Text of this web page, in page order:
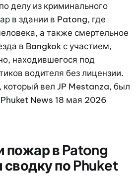
делу из криминального
в здании в Patong, где
а также смертельное
в Bangkok с участием,
находившегося под
водителя без лицензии.
вел JP Mestanza, был
News 18 мая 2026
пожар в Patong
сводку по Phuket